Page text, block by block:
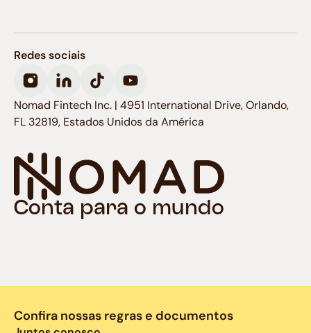
Conta para o mundo
Redes sociais
Nomad Fintech Inc. | 4951 International Drive, Orlando,
FL 32819, Estados Unidos da América
Confira nossas regras e documentos